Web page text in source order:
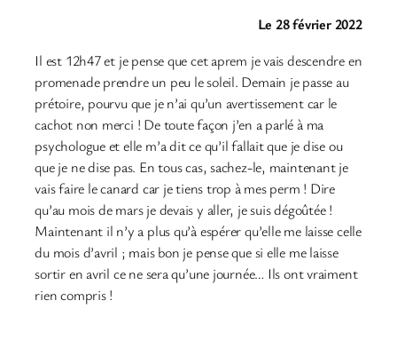
Le 28 février 2022
Il est 12h47 et je pense que cet aprem je vais descendre en
promenade prendre un peu le soleil. Demain je passe au
prétoire, pourvu que je n’ai qu’un avertissement car le
cachot non merci ! De toute façon j’en a parlé à ma
psychologue et elle m’a dit ce qu’il fallait que je dise ou
que je ne dise pas. En tous cas, sachez-le, maintenant je
vais faire le canard car je tiens trop à mes perm ! Dire
qu’au mois de mars je devais y aller, je suis dégoûtée !
Maintenant il n’y a plus qu’à espérer qu’elle me laisse celle
du mois d’avril ; mais bon je pense que si elle me laisse
sortir en avril ce ne sera qu’une journée… Ils ont vraiment
rien compris !